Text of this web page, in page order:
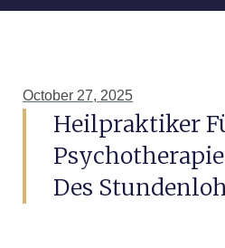
October 27, 2025
Heilpraktiker
Des